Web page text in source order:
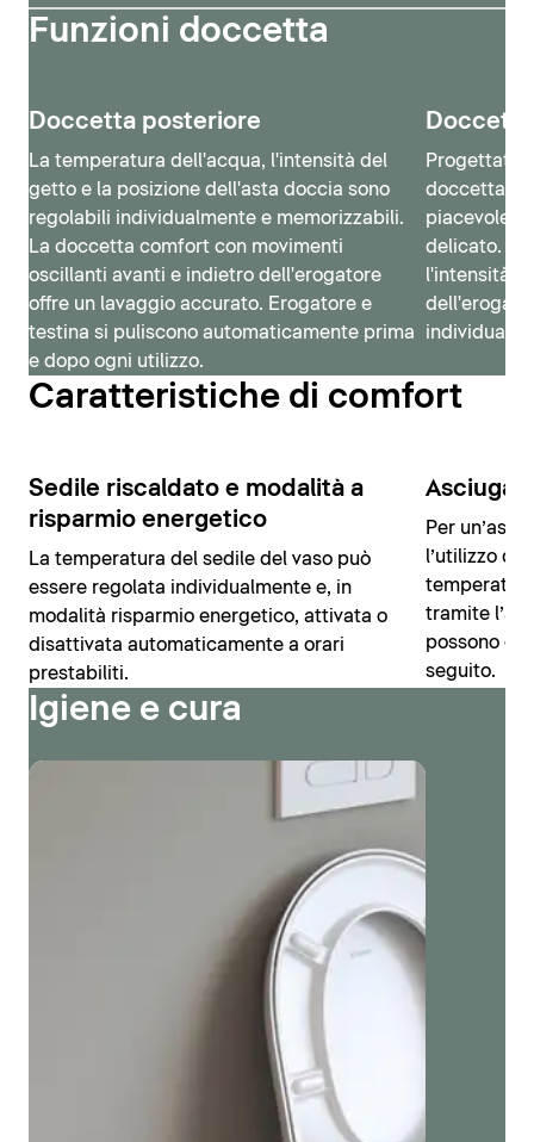
Funzioni doccetta
Doccetta posteriore
La temperatura dell'acqua, l'intensità del
getto e la posizione dell'asta doccia sono
regolabili individualmente e memorizzabili.
La doccetta comfort con movimenti
oscillanti avanti e indietro dell'erogatore
offre un lavaggio accurato. Erogatore e
testina si puliscono automaticamente prima
e dopo ogni utilizzo.
Progettata
doccetta
piacevole
delicato.
l'intensità
Caratteristiche di comfort
Sedile riscaldato e modalità a
risparmio energetico
La temperatura del sedile del vaso può
essere regolata individualmente e, in
modalità risparmio energetico, attivata o
disattivata automaticamente a orari
prestabiliti.
Per
l’utilizzo
tramite
possono
seguito.
Igiene e cura